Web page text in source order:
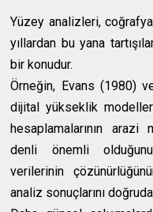
Yüzey analizleri,
yıllardan bu yana
bir konudur.
Örneğin, Evans (1980)
dijital yükseklik
hesaplamalarının
denli önemli
verilerinin
analiz sonuçlarını